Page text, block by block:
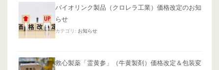
バイオリンク製品（クロレラ工業）価格改定のお知
らせ
カテゴリ: お知らせ
救心製薬「霊黄参」（牛黄製剤）価格改定＆包装変